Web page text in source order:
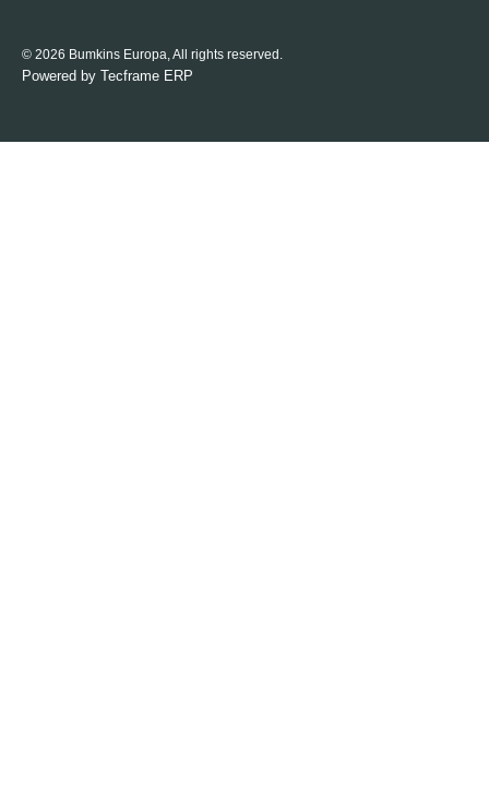
© 2026 Bumkins Europa, All rights reserved.
Powered by Tecframe ERP